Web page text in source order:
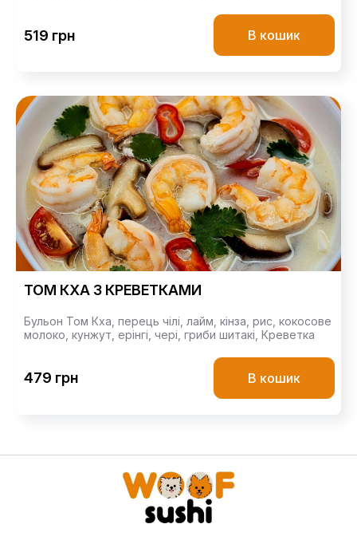
519 грн В кошик
ТОМ КХА З КРЕВЕТКАМИ
Бульон Том Кха, перець чілі, лайм, кінза, рис, кокосове
молоко, кунжут, ерінгі, чері, гриби шитакі, Креветка
479 грн В кошик